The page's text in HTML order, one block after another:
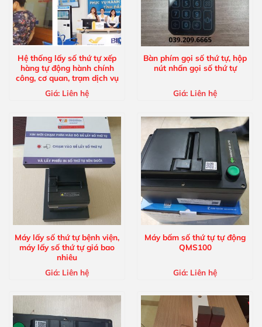
Hệ thống lấy số thứ tự xếp
hàng tự động hành chính
công, cơ quan, trạm dịch vụ
Giá: Liên hệ
Bàn phím gọi số thứ tự, hộp
nút nhấn gọi số thứ tự
Giá: Liên hệ
Máy lấy số thứ tự bệnh viện,
máy lấy số thứ tự giá bao
nhiêu
Giá: Liên hệ
Máy bấm số thứ tự tự động
QMS100
Giá: Liên hệ